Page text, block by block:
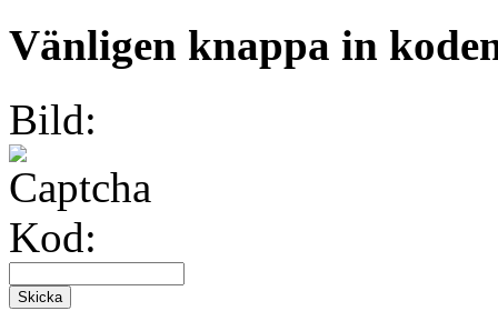
Vänligen knappa in
Bild:
Kod: